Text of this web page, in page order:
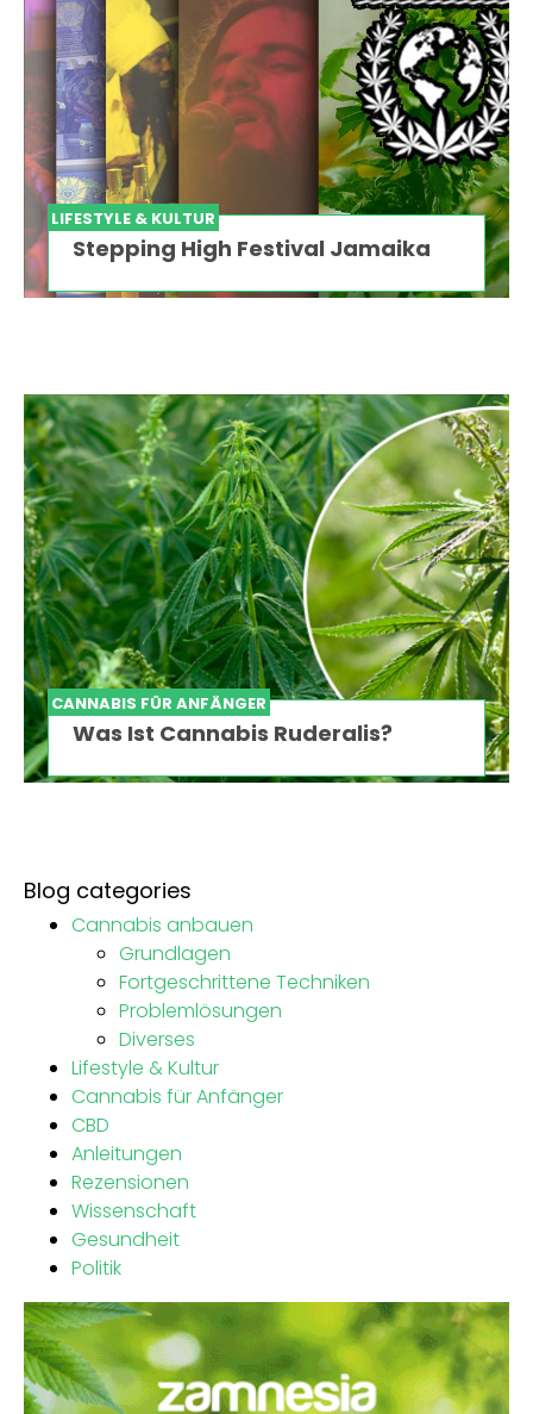
LIFESTYLE & KULTUR
Stepping High Festival Jamaika
CANNABIS FÜR ANFÄNGER
Was Ist Cannabis Ruderalis?
Blog categories
Cannabis anbauen
Grundlagen
Fortgeschrittene Techniken
Problemlösungen
Diverses
Lifestyle & Kultur
Cannabis für Anfänger
CBD
Anleitungen
Rezensionen
Wissenschaft
Gesundheit
Politik